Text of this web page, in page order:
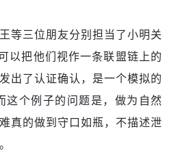
等三位朋友分别担当了小明关
以把他们视作一条联盟链上的
出了认证确认，是一个模拟的
这个例子的问题是，做为自然
真的做到守口如瓶，不描述泄